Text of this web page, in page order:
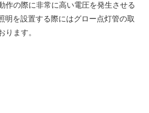
作の際に非常に高い電圧を発生させる
明を設置する際にはグロー点灯管の取
ります。